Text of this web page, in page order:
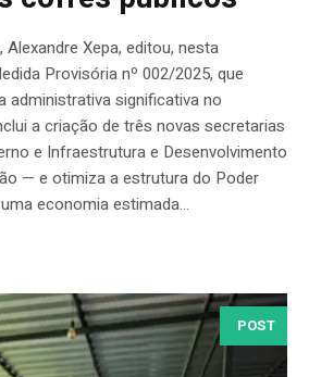
Xepa, editou, nesta
Provisória nº 002/2025, que
administrativa significativa no
a criação de três novas secretarias
e Infraestrutura e Desenvolvimento
— e otimiza a estrutura do Poder
economia estimada...
POST